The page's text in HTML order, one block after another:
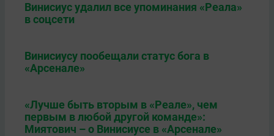
Винисиус удалил все упоминания «Реала»
в соцсети
Винисиусу пообещали статус бога в
«Арсенале»
«Лучше быть вторым в «Реале», чем
первым в любой другой команде»:
Миятович – о Винисиусе в «Арсенале»